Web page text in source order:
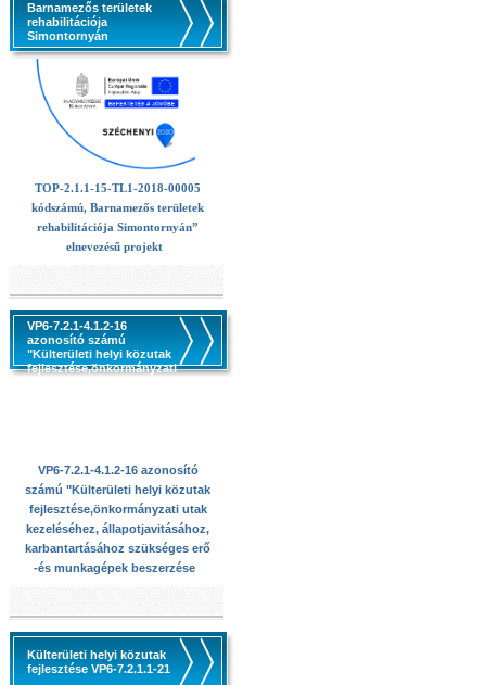
Barnamezős területek
rehabilitációja
Simontornyán
TOP-2.1.1-15-TL1-2018-00005
kódszámú, Barnamezős területek
rehabilitációja Simontornyán”
elnevezésű projekt
VP6-7.2.1-4.1.2-16
azonosító számú
"Külterületi helyi közutak
fejlesztése,önkormányzati
VP6-7.2.1-4.1.2-16 azonosító
számú "Külterületi helyi közutak
fejlesztése,önkormányzati utak
kezeléséhez, állapotjavitásához,
karbantartásához szükséges erő
-és munkagépek beszerzése
Külterületi helyi közutak
fejlesztése VP6-7.2.1.1-21